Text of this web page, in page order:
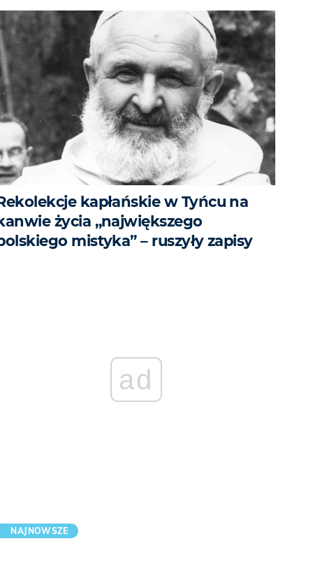
kapłańskie w Tyńcu na
życia „największego
mistyka” – ruszyły zapisy
ad
NAJNOWSZE